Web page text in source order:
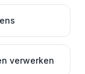
verwerken